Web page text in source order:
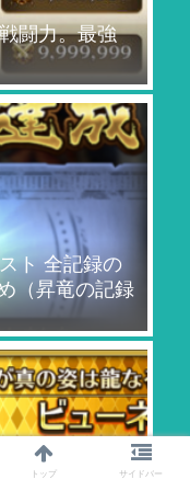
闘力。最強
ト 全記録の
（昇竜の記録
トップ サイドバー